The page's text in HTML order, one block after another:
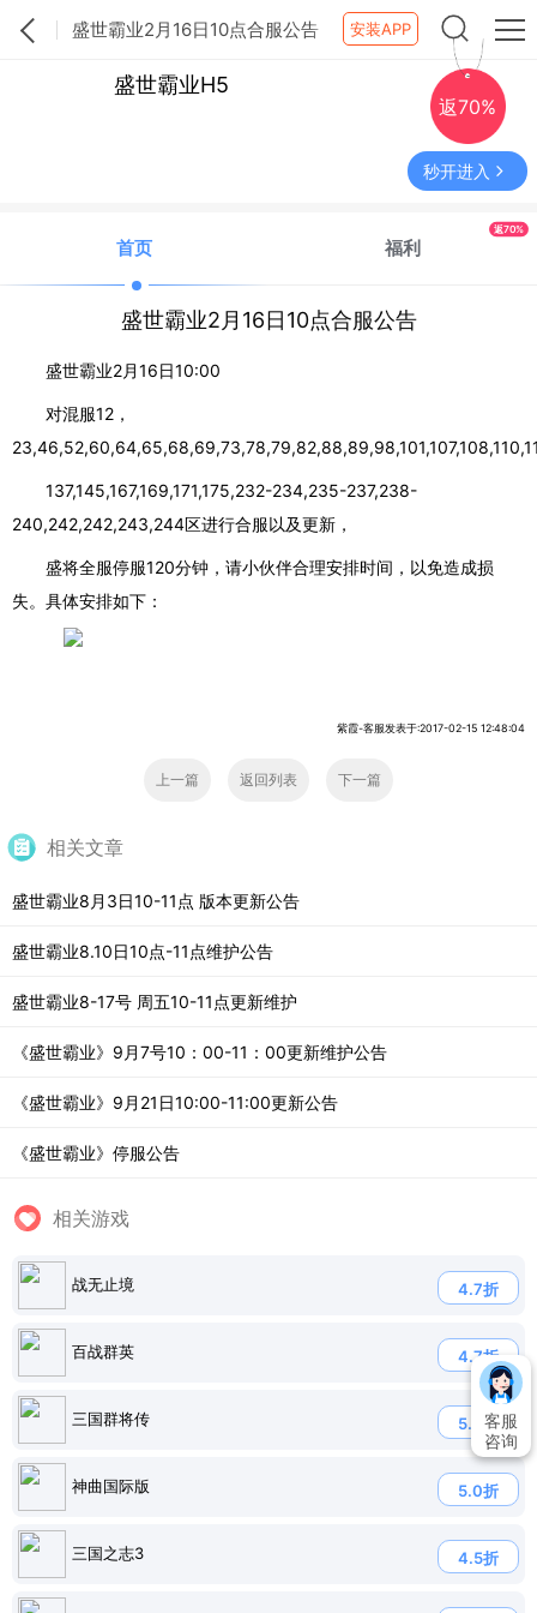
盛世霸业2月16日10点合服公告 安装APP
盛世霸业H5
返70%
秒开进入
首页 福利
返70%
盛世霸业2月16日10点合服公告
盛世霸业2月16日10:00
对混服12，
137,145,167,169,171,175,232-234,235-237,238-
240,242,242,243,244区进行合服以及更新，
盛将全服停服120分钟，请小伙伴合理安排时间，以免造成损
失。具体安排如下：
紫霞-客服发表于:2017-02-15 12:48:04
上一篇 返回列表 下一篇
相关文章
盛世霸业8月3日10-11点 版本更新公告
盛世霸业8.10日10点-11点维护公告
盛世霸业8-17号 周五10-11点更新维护
《盛世霸业》9月7号10：00-11：00更新维护公告
《盛世霸业》9月21日10:00-11:00更新公告
《盛世霸业》停服公告
相关游戏
战无止境 4.7折
百战群英 4.7折
三国群将传 5.0折
神曲国际版 5.0折
三国之志3 4.5折
客服
咨询